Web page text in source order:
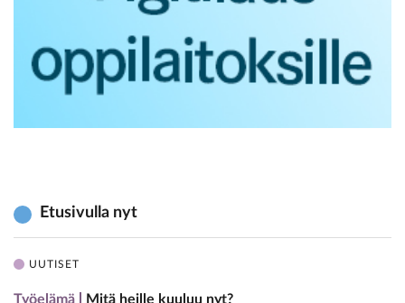
Etusivulla nyt
UUTISET
Työelämä Mitä heille kuuluu nyt?